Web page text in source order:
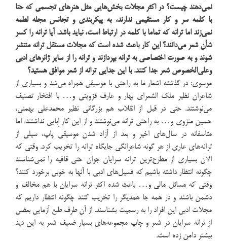
نمی‌دهند چیست؟ در اکثر مجلات بخش‌هایی مثل هنرهای تجسمی که حتا
با کلمه سر و کار مستقیمی ندارند، به پیکربندی و تجانس مجله لطمه
نمی‌زند اما ترانه که تماما با کلمه در ارتباط است، نباید باشد. آیا ترانه را کسر
شأن شعر می‌دانند؟ این کار باعث شده است که مجلات مستقل ترانه منتشر
شوند و به صورت اختصاصی به ترانه بپردازند و ترانه را از سایر ژانرهای ادبی
وعلی‌الخصوص شعر جدا کنند. با این جدایی ترانه از شعر موافق هستید؟
موسوی: در گذشته اشعار ما به راحتی با موسیقی همراه می‌شد و بسیاری از
شاعران نظیر ملک الشعرای بهار و عارف قزوینی و… با افتخار تصنیف
می‌نوشتند. حتی در قبل از انقلاب هم بزرگانی نظیر محمدعلی بهمنی،
حسین منزوی و… به راحتی ترانه می‌نوشتند و از این کار اِبایی نداشتند. اما
متاسفانه در سال‌های اخیر و بعد از آزاد شدن موسیقی پاپ، سیلی از
ترانه‌های عاری از هر گونه شاعرانگی جایگاه ترانه را تخریب کرد. وقتی که
الان بسیاری از مطرح‌ترین ترانه سرایان جوان حتی قافیه را نمی‌شناسند
چگونه انتظار داشته باشیم که فسیل‌های ادبی با آنها به خوبی برخورد کنند؟
وقتی که مسائل مالی و… باعث شده اکثر ترانه سرایان با هم مخالف و
دشمن باشند و در همه جا همدیگر را تخریب کنند چگونه انتظار داریم که
مجلات ادبی این افراد را به رسمیت بشناسند. از آن طرف طبع آزمایی بعضی
از ترانه سرایان در شعر و چاپ مجموعه‌های بسیار ضعیف شعر به این دید
بیشتر دامن زده است.